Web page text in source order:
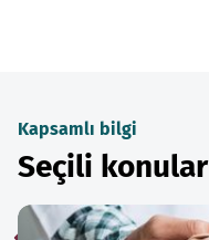
Kapsamlı bilgi
Seçili konular